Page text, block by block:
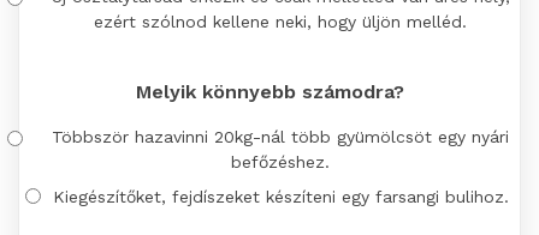
ezért szólnod kellene neki, hogy üljön melléd.
Melyik könnyebb számodra?
Többször hazavinni 20kg-nál több gyümölcsöt egy nyári
befőzéshez.
Kiegészítőket, fejdíszeket készíteni egy farsangi bulihoz.